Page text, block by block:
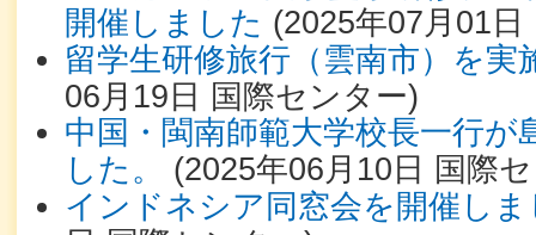
開催しました (2025年07月01日
留学生研修旅行（雲南市）を実
06月19日 国際センター)
中国・閩南師範大学校長一行が
した。
(2025年06月10日 国際
インドネシア同窓会を開催し